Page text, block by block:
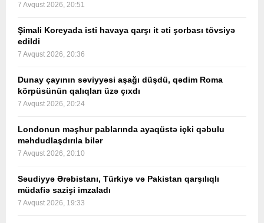
7 Avqust 2026, 20:51
Şimali Koreyada isti havaya qarşı it əti şorbası tövsiyə
edildi
7 Avqust 2026, 20:36
Dunay çayının səviyyəsi aşağı düşdü, qədim Roma
körpüsünün qalıqları üzə çıxdı
7 Avqust 2026, 20:24
Londonun məşhur pablarında ayaqüstə içki qəbulu
məhdudlaşdırıla bilər
7 Avqust 2026, 20:10
Səudiyyə Ərəbistanı, Türkiyə və Pakistan qarşılıqlı
müdafiə sazişi imzaladı
7 Avqust 2026, 19:33